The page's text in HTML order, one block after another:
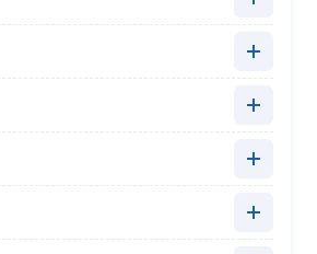
(16)
(8)
(22)
(20)
(12)
(18)
(6)
(18)
(24)
(11)
(12)
(6)
(21)
(12)
(9)
(3)
(16)
(5)
(4)
(13)
(4)
(9)
(26)
(10)